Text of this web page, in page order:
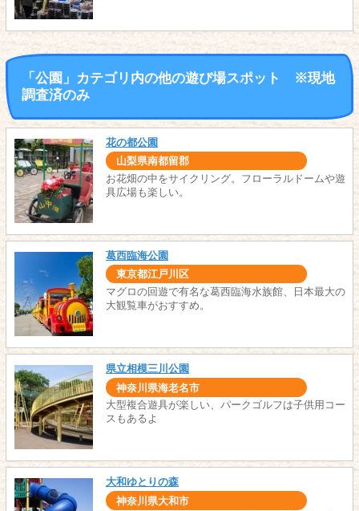
「公園」カテゴリ内の他の遊び場スポット ※現地
調査済のみ
花の都公園
山梨県南都留郡
お花畑の中をサイクリング。フローラルドームや遊
具広場も楽しい。
葛西臨海公園
東京都江戸川区
マグロの回遊で有名な葛西臨海水族館、日本最大の
大観覧車がおすすめ。
県立相模三川公園
神奈川県海老名市
大型複合遊具が楽しい、パークゴルフは子供用コー
スもあるよ
大和ゆとりの森
神奈川県大和市